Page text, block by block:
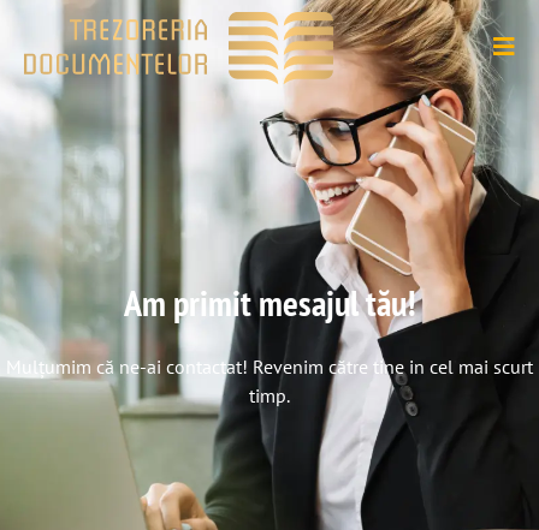
Am primit mesajul tău!
Mulțumim că ne-ai contactat! Revenim către tine in cel mai scurt
timp.